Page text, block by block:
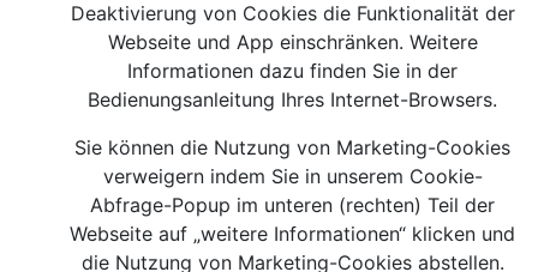
Deaktivierung von Cookies die Funktionalität der
Webseite und App einschränken. Weitere
Informationen dazu finden Sie in der
Bedienungsanleitung Ihres Internet-Browsers.
Sie können die Nutzung von Marketing-Cookies
verweigern indem Sie in unserem Cookie-
Abfrage-Popup im unteren (rechten) Teil der
Webseite auf „weitere Informationen“ klicken und
die Nutzung von Marketing-Cookies abstellen.